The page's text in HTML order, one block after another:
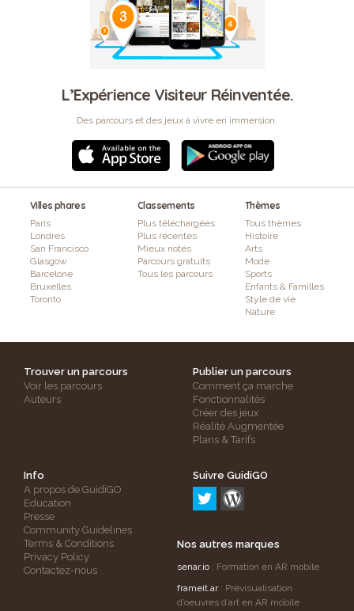
L’Expérience Visiteur Réinventée.
Des parcours et des jeux à vivre en immersion.
Villes phares
Paris
Londres
San Francisco
Glasgow
Barcelone
Bruxelles
Toronto
Classements
Plus téléchargées
Plus récentes
Mieux notés
Parcours gratuits
Tous les parcours
Thèmes
Tous thèmes
Histoire
Arts
Mode
Sports
Enfants & Familles
Style de vie
Nature
Trouver un parcours
Voir les parcours
Auteurs
Publier un parcours
Comment ça marche
Fonctionnalités
Créer des jeux
Réalité Augmentée
Plans & Tarifs
Info
A propos de GuidiGO
Education
Presse
Community Guidelines
Terms & Conditions
Privacy Policy
Contactez-nous
Suivre GuidiGO
Nos autres marques
senar.io : Formation en AR mobile
frameit.ar: Prévisualisation
d’oeuvres d’art en AR mobile